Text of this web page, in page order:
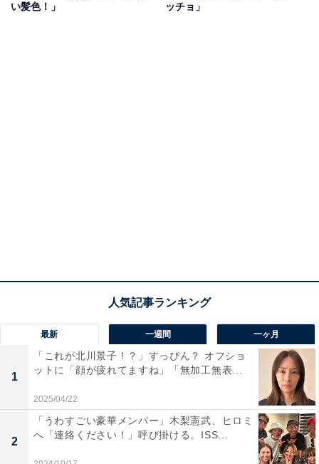
い髪色！」
ッチョ」
最新 一週間 一ヶ月
1
「これが北川景子！？」すっぴん？ オフショ
ットに「顔が疲れてますね」「無加工無表...
2025/04/22
2
「うわすごい豪華メンバー」木梨憲武、ヒロミ
へ「連絡ください！」呼び掛ける。ISS...